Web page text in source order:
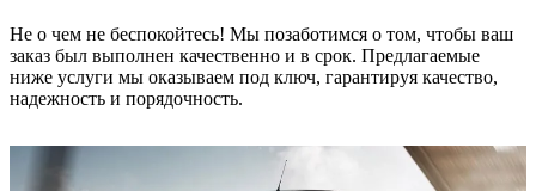
Не о чем не беспокойтесь! Мы позаботимся о том, чтобы ваш
заказ был выполнен качественно и в срок. Предлагаемые
ниже услуги мы оказываем под ключ, гарантируя качество,
надежность и порядочность.